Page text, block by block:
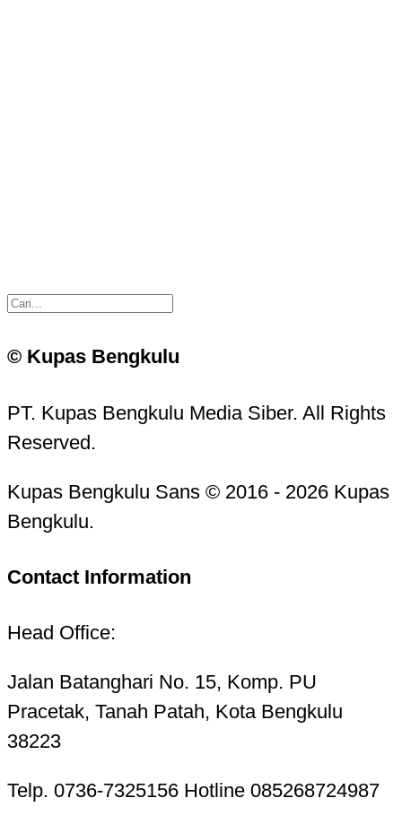
© Kupas Bengkulu
PT. Kupas Bengkulu Media Siber. All Rights
Reserved.
Kupas Bengkulu Sans © 2016 - 2026 Kupas
Bengkulu.
Contact Information
Head Office:
Jalan Batanghari No. 15, Komp. PU
Pracetak, Tanah Patah, Kota Bengkulu
38223
Telp. 0736-7325156 Hotline 085268724987